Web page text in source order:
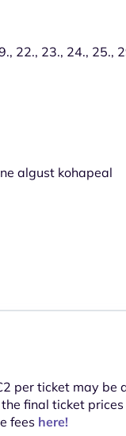
22., 23., 24., 25.,
algust kohapeal
per ticket may be
final ticket
fees here!